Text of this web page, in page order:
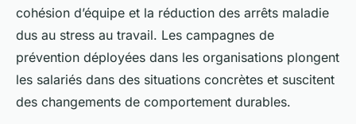
cohésion d’équipe et la réduction des arrêts maladie
dus au stress au travail. Les campagnes de
prévention déployées dans les organisations plongent
les salariés dans des situations concrètes et suscitent
des changements de comportement durables.